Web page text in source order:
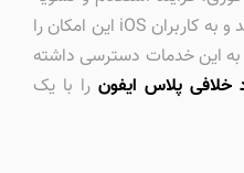
جریمه‌ها را سریع و کارآمد می‌کنند و به کاربران iOS این امکان را
این خدمات دسترسی داشته
خلافی پلاس ایفون را با یک